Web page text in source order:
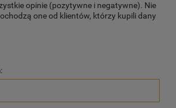
opinie (pozytywne i negatywne). Nie
one od klientów, którzy kupili dany